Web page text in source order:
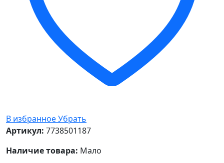
В избранноеУбрать
Артикул: 7738501187
Наличие товара: Мало